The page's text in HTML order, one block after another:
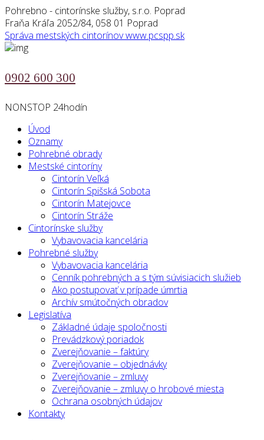
Pohrebno - cintorínske služby, s.r.o. Poprad
Fraňa Kráľa 2052/84, 058 01 Poprad
Správa mestských cintorínovwww.pcspp.sk
0902 600 300
NONSTOP 24hodín
Úvod
Oznamy
Pohrebné obrady
Mestské cintoríny
Cintorín Veľká
Cintorín Spišská Sobota
Cintorín Matejovce
Cintorín Stráže
Cintorínske služby
Vybavovacia kancelária
Pohrebné služby
Vybavovacia kancelária
Cenník pohrebných a s tým súvisiacich služieb
Ako postupovať v prípade úmrtia
Archív smútočných obradov
Legislatíva
Základné údaje spoločnosti
Prevádzkový poriadok
Zverejňovanie – faktúry
Zverejňovanie – objednávky
Zverejňovanie – zmluvy
Zverejňovanie – zmluvy o hrobové miesta
Ochrana osobných údajov
Kontakty